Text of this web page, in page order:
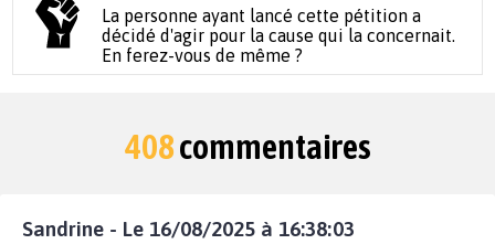
La personne ayant lancé cette pétition a
décidé d'agir pour la cause qui la concernait.
En ferez-vous de même ?
408commentaires
Sandrine - Le 16/08/2025 à 16:38:03